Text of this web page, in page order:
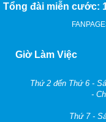
Tổng đài miễn cước:
Giờ Làm Việc
Thứ 2 đến Thứ 6 -
- Chiều:
Thứ 7 - Sáng: